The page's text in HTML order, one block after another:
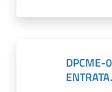
DPCME-